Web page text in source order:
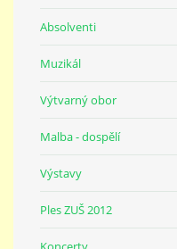
Absolventi
Muzikál
Výtvarný obor
Malba - dospělí
Výstavy
Ples ZUŠ 2012